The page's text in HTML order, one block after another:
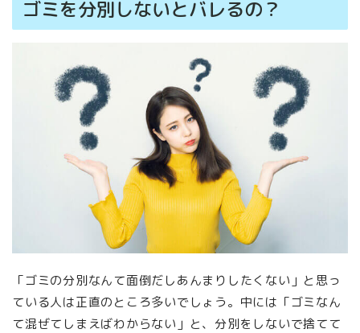
ゴミを分別しないとバレるの？
「ゴミの分別なんて面倒だしあんまりしたくない」と思っ
ている人は正直のところ多いでしょう。中には「ゴミなん
て混ぜてしまえばわからない」と、分別をしないで捨てて